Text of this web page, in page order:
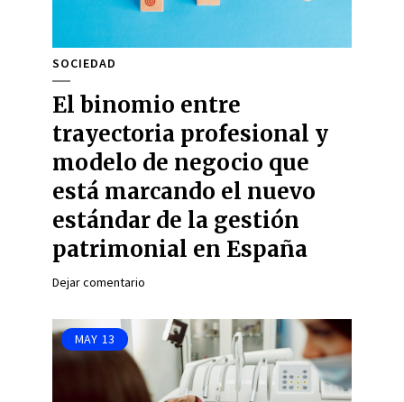
SOCIEDAD
El binomio entre
trayectoria profesional y
modelo de negocio que
está marcando el nuevo
estándar de la gestión
patrimonial en España
Dejar comentario
MAY 13